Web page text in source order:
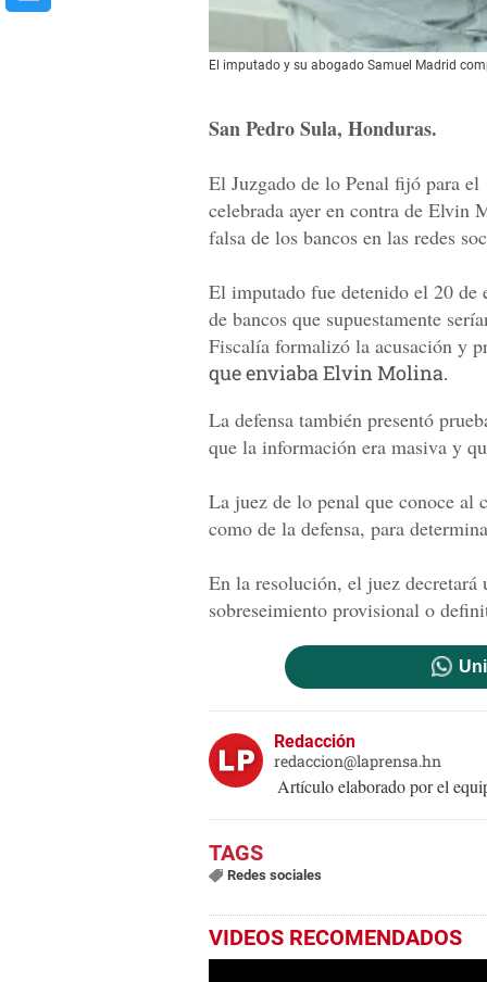
El imputado y su abogado Samuel Madrid
San Pedro Sula, Honduras.
El Juzgado de lo Penal fijó para
celebrada ayer en contra de Elvin
falsa de los bancos en las redes
El imputado fue detenido el 20
de bancos que supuestamente
Fiscalía formalizó la acusación y
que enviaba Elvin Molina.
La defensa también presentó
que la información era masiva y
La juez de lo penal que conoce al
como de la defensa, para
En la resolución, el juez
sobreseimiento provisional o
Redacción
redaccion@laprensa.hn
Artículo elaborado por el
Redes sociales
VIDEOS RECOMENDADOS